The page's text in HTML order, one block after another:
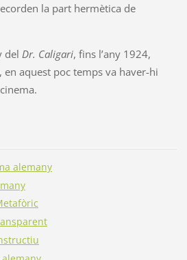
la part hermètica de
del Dr. Caligari, fins l’any 1924,
en aquest poc temps va haver-hi
alemany